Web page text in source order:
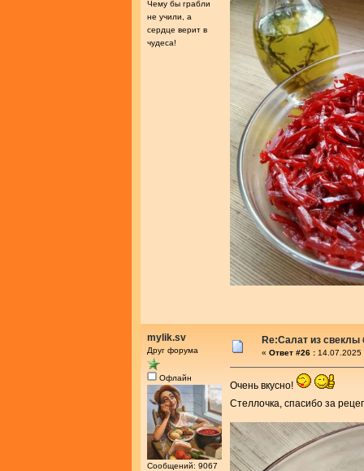
Чему бы грабли
не учили, а
сердце верит в
чудеса!
mylik.sv
Друг форума
Офлайн
Сообщений: 9067
Re:Салат из свеклы
« Ответ #26 : 14.07.2025
Очень вкусно!
Стеллочка, спасибо за